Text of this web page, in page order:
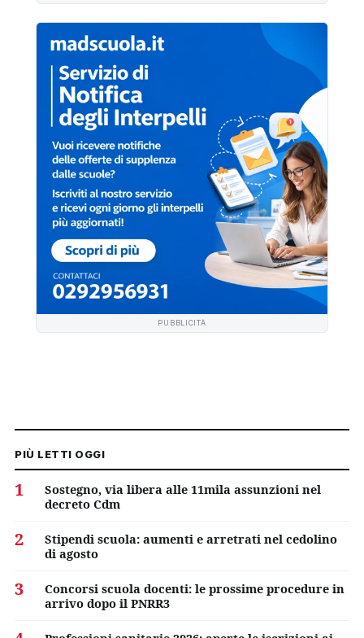
PUBBLICITÀ
PIÙ LETTI OGGI
1
Sostegno, via libera alle 11mila assunzioni nel
decreto Cdm
2
Stipendi scuola: aumenti e arretrati nel cedolino
di agosto
3
Concorsi scuola docenti: le prossime procedure in
arrivo dopo il PNRR3